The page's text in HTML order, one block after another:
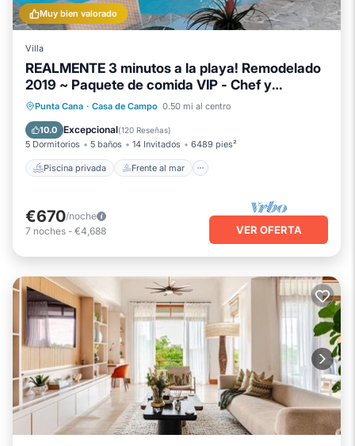
Muy bien valorado
Villa
REALMENTE 3 minutos a la playa! Remodelado
2019 ~ Paquete de comida VIP - Chef y
mayordomo
Punta Cana · Casa de Campo 0.50 mi al centro
10.0 Excepcional(120 Reseñas)
5 Dormitorios 5 baños 14 Invitados 6489 pies²
Piscina privada Frente al mar
Piscina privada
Frente al mar
Bañera de hidromasaje
€670/noche
7 noches - €4,688 VER OFERTA